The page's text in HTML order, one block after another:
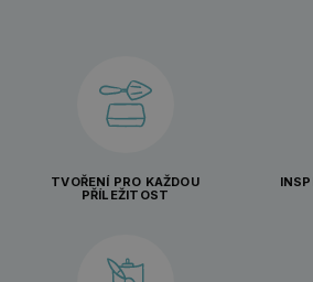
TVOŘENÍ PRO KAŽDOU
PŘÍLEŽITOST